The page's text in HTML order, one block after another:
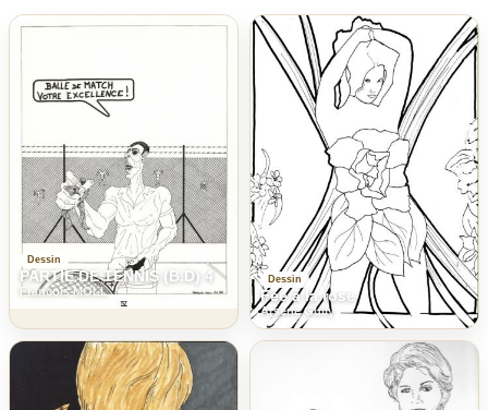
Dessin
PARTIE DE TENNIS (B.D) 4
Francois MOLL
Dessin
Fée à la rose
Arsene Gully